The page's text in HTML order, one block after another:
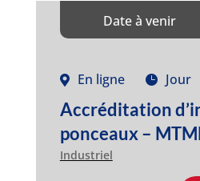
Date à venir
En ligne Jour
Accréditation
ponceaux –
Industriel